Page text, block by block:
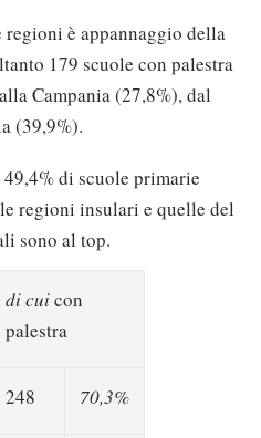
è appannaggio della
179 scuole con palestra
Campania (27,8%), dal
(39,9%).
di scuole primarie
regioni insulari e quelle del
sono al top.
di cuicon
palestra
248 70,3%